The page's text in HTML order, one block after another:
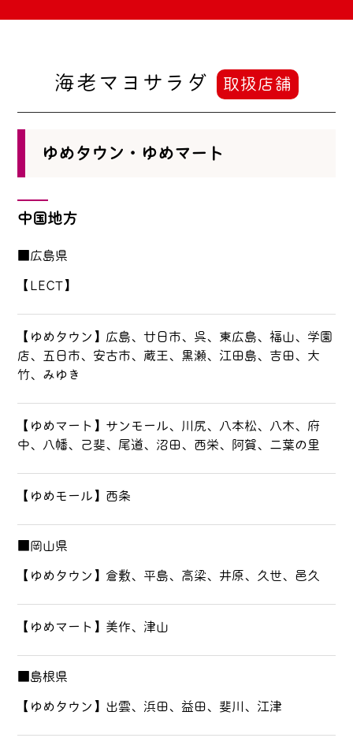
海老マヨサラダ 取扱店舗
ゆめタウン・ゆめマート
中国地方
■広島県
【LECT】
【ゆめタウン】広島、廿日市、呉、東広島、福山、学園
店、五日市、安古市、蔵王、黒瀬、江田島、吉田、大
竹、みゆき
【ゆめマート】サンモール、川尻、八本松、八木、府
中、八幡、己斐、尾道、沼田、西栄、阿賀、二葉の里
【ゆめモール】西条
■岡山県
【ゆめタウン】倉敷、平島、高梁、井原、久世、邑久
【ゆめマート】美作、津山
■島根県
【ゆめタウン】出雲、浜田、益田、斐川、江津